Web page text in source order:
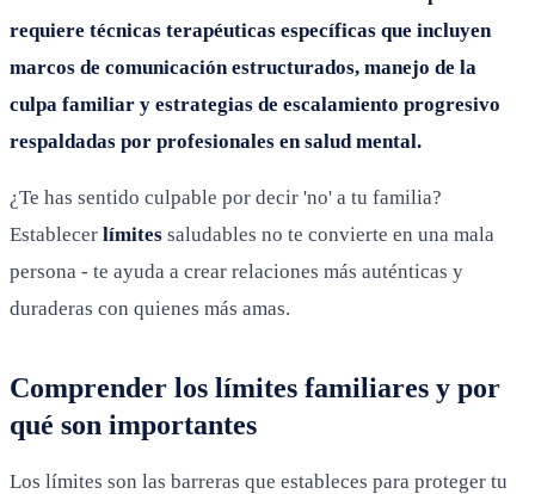
requiere técnicas terapéuticas específicas que incluyen
marcos de comunicación estructurados, manejo de la
culpa familiar y estrategias de escalamiento progresivo
respaldadas por profesionales en salud mental.
¿Te has sentido culpable por decir 'no' a tu familia?
Establecer límites saludables no te convierte en una mala
persona - te ayuda a crear relaciones más auténticas y
duraderas con quienes más amas.
Comprender los límites familiares y por
qué son importantes
Los límites son las barreras que estableces para proteger tu